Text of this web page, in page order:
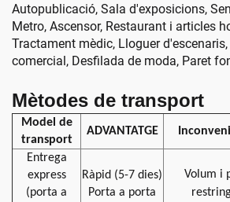
Autopublicació, Sala d'exposicions,
Metro, Ascensor, Restaurant i articles
Tractament mèdic, Lloguer
comercial, Desfilada de moda, Paret
Mètodes de transport
Model de
transport
ADVANTATGE
Entrega
express
(porta a
Ràpid (5-7 dies)
Porta a porta
Volum i